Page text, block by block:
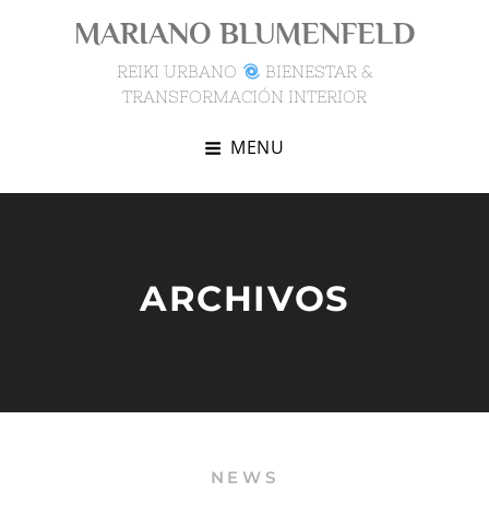
MARIANO BLUMENFELD
REIKI URBANO
BIENESTAR &
TRANSFORMACIÓN INTERIOR
MENU
ARCHIVOS
NEWS